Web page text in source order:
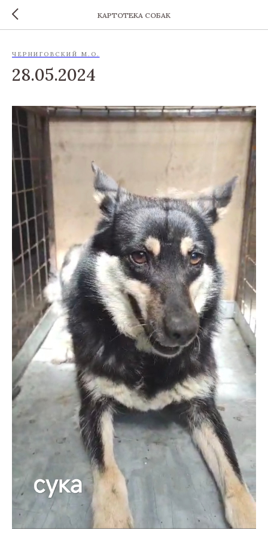
КАРТОТЕКА СОБАК
ЧЕРНИГОВСКИЙ М.О.
28.05.2024